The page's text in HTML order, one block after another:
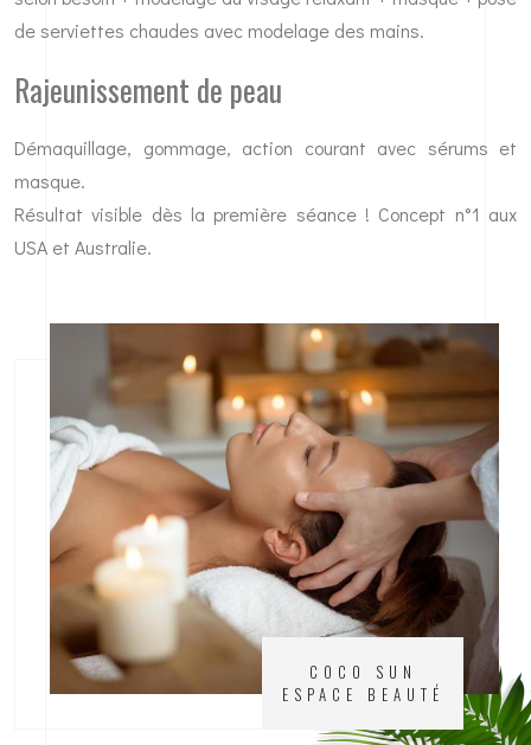
de serviettes chaudes avec modelage des mains.
Rajeunissement de peau
Démaquillage, gommage, action courant avec sérums et
masque.
Résultat visible dès la première séance ! Concept n°1 aux
USA et Australie.
COCO SUN
ESPACE BEAUTÉ